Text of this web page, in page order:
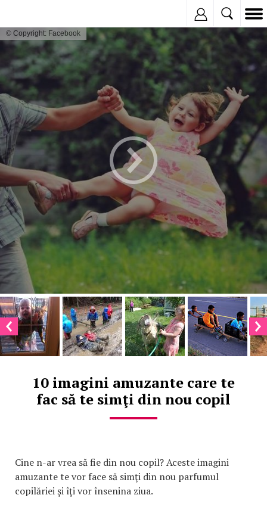
© Copyright: Facebook
10 imagini amuzante care te
fac să te simţi din nou copil
Cine n-ar vrea să fie din nou copil? Aceste imagini
amuzante te vor face să simţi din nou parfumul
copilăriei şi îţi vor însenina ziua.